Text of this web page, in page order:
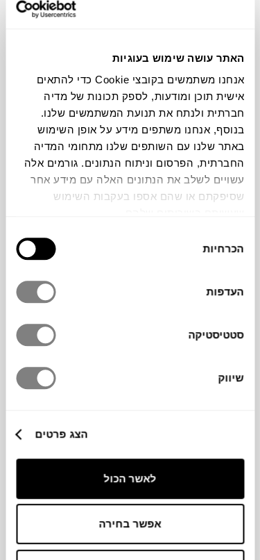
האתר עושה שימוש בעוגיות
אנחנו משתמשים בקובצי Cookie כדי להתאים
אישית תוכן ומודעות, לספק תכונות של מדיה
חברתית ולנתח את תנועת המשתמשים שלנו.
בנוסף, אנחנו משתפים מידע על אופן השימוש
באתר שלנו עם השותפים שלנו מתחומי המדיה
החברתית, הפרסום וניתוח הנתונים. גורמים אלה
עשויים לשלב את הנתונים האלה עם מידע אחר
שסיפקתם או שהם אספו בעקבות השימוש
הסכמה
הכרחיות
העדפות
סטטיסטיקה
שיווק
הצג פרטים
לאשר הכול
אפשר בחירה
להדמיית AI Design
תוכלו למצוא אותי ב:
כורסה לסביבת החוץ, בעיצוב קליל ומעודן.
עשויה מבסיס אלומינים קל משקל, צבוע בגוון
ריפוד מבד אקרילי עוטף ואת המושבים ונותן לה
מידות
מק"ט